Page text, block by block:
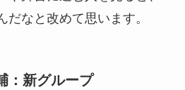
なと改めて思います。
：新グループ